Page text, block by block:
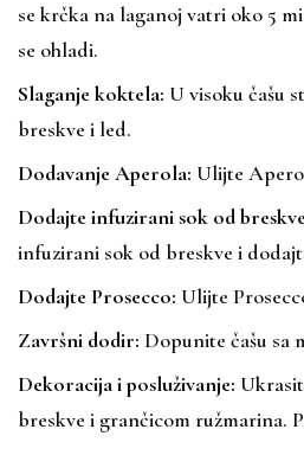
se krčka na laganoj vatri oko 5
se ohladi.
Slaganje koktela: U visoku čašu
breskve i led.
Dodavanje Aperola: Ulijte
Dodajte infuzirani sok od
infuzirani sok od breskve i
Dodajte Prosecco: Ulijte
Završni dodir: Dopunite čašu sa
Dekoracija i posluživanje:
breskve i grančicom ružmarina.